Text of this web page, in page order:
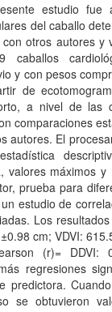
estudio
del caballo
otros autores y
caballos
y con pesos
de
a nivel de las
comparaciones
autores. El
valores máximos
prueba para
estudio de
Los
cm; VDVI:
(r)= DDVI:
regresiones
predictora.
se obtuvieron